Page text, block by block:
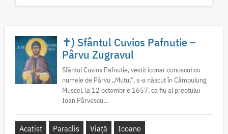
✝) Sfântul Cuvios Pafnutie –
Pârvu Zugravul
Sfântul Cuvios Pafnutie, vestit iconar cunoscut cu
numele de Pârvu „Mutul”, s-a născut în Câmpulung
Muscel, la 12 octombrie 1657, ca fiu al preotului
Ioan Pârvescu...
Acatist Paraclis Viață
Icoane